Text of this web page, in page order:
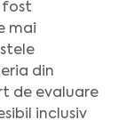
fost
mai
din
de evaluare
inclusiv